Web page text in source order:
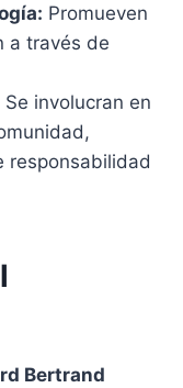
Promueven
a través de
Se involucran en
responsabilidad
Bertrand